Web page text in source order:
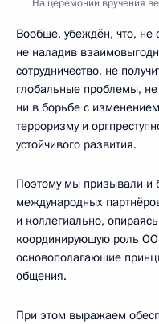
На церемонии вручения
Вообще, убеждён, что, не
не наладив
сотрудничество, не
глобальные проблемы, не
ни в борьбе с
терроризму и
устойчивого развития.
Поэтому мы призывали и
международных
и коллегиально,
координирующую роль
основополагающие
общения.
При этом выражаем